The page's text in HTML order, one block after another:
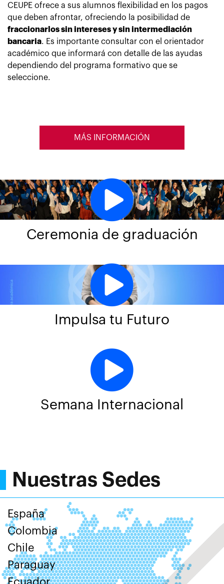
CEUPE ofrece a sus alumnos flexibilidad en los pagos
que deben afrontar, ofreciendo la posibilidad de
fraccionarlos sin intereses y sin intermediación
bancaria. Es importante consultar con el orientador
académico que informará con detalle de las ayudas
dependiendo del programa formativo que se
seleccione.
MÁS INFORMACIÓN
Ceremonia de graduación
Impulsa tu Futuro
Semana Internacional
Nuestras Sedes
España
Colombia
Chile
Paraguay